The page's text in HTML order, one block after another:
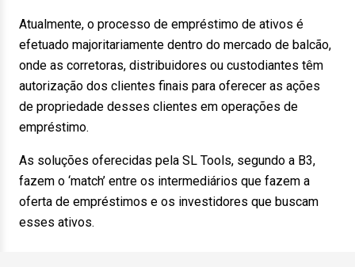
Atualmente, o processo de empréstimo de ativos é
efetuado majoritariamente dentro do mercado de balcão,
onde as corretoras, distribuidores ou custodiantes têm
autorização dos clientes finais para oferecer as ações
de propriedade desses clientes em operações de
empréstimo.
As soluções oferecidas pela SL Tools, segundo a B3,
fazem o ‘match’ entre os intermediários que fazem a
oferta de empréstimos e os investidores que buscam
esses ativos.